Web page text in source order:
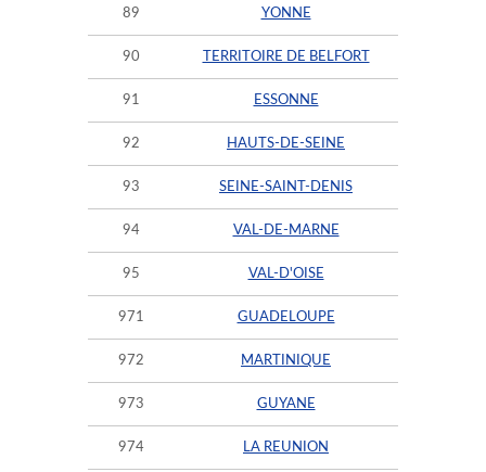
89 YONNE
90 TERRITOIRE DE BELFORT
91 ESSONNE
92 HAUTS-DE-SEINE
93 SEINE-SAINT-DENIS
94 VAL-DE-MARNE
95 VAL-D'OISE
971 GUADELOUPE
972 MARTINIQUE
973 GUYANE
974 LA REUNION